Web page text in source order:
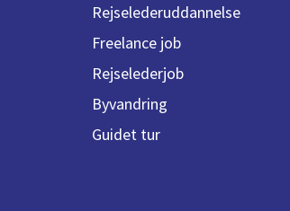
Rejselederuddannelse
Freelance job
Rejselederjob
Byvandring
Guidet tur